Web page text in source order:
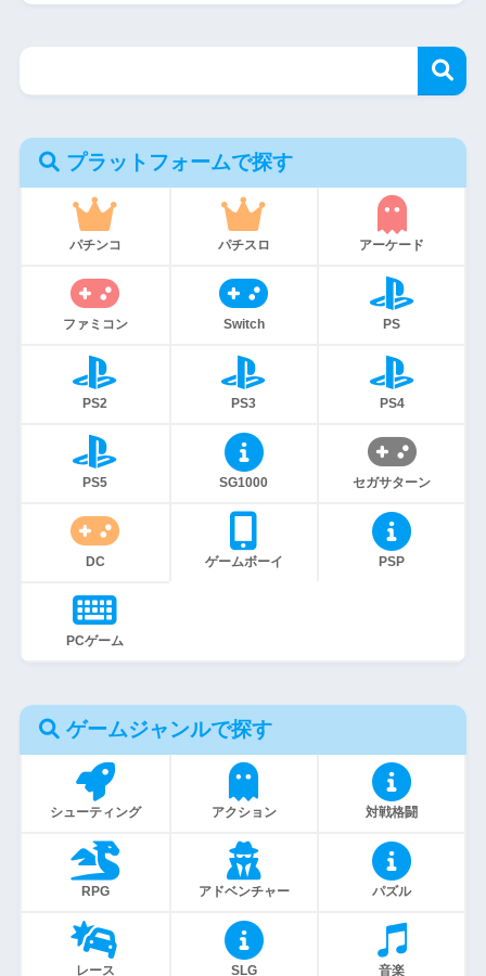
プラットフォームで探す
パチンコ パチスロ アーケード
ファミコン Switch PS
PS2 PS3 PS4
PS5 SG1000 セガサターン
DC ゲームボーイ PSP
PCゲーム
ゲームジャンルで探す
シューティング アクション 対戦格闘
RPG アドベンチャー パズル
レース SLG 音楽